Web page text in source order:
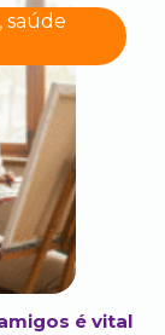
, saúde
é vital